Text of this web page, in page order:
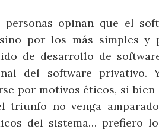
personas opinan que el
por los más simples y
de desarrollo de
del software privativo.
por motivos éticos, si
triunfo no venga
del sistema… prefiero